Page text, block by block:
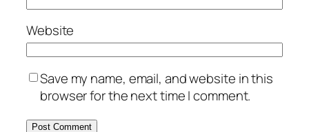
Website
Save my name, email, and website in this
browser for the next time I comment.